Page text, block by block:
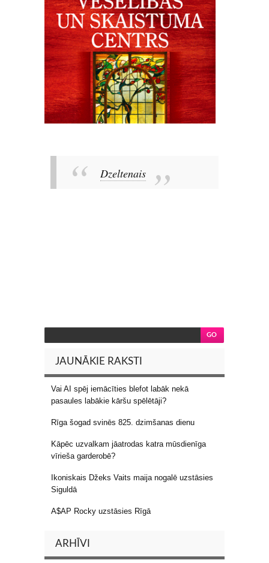
Dzeltenais
JAUNĀKIE RAKSTI
Vai AI spēj iemācīties blefot labāk nekā
pasaules labākie kāršu spēlētāji?
Rīga šogad svinēs 825. dzimšanas dienu
Kāpēc uzvalkam jāatrodas katra mūsdienīga
vīrieša garderobē?
Ikoniskais Džeks Vaits maija nogalē uzstāsies
Siguldā
A$AP Rocky uzstāsies Rīgā
ARHĪVI